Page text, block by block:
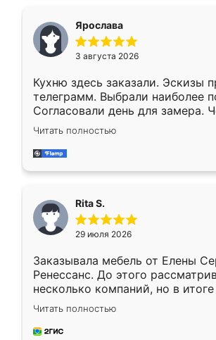
Ярослава
3 августа 2026
Кухню здесь заказали. Эскизы
телеграмм. Выбрали наиболее
Согласовали день для замера.
недели кухня была уже готова.
довольны работой. Спасибо
мебель за качественную работу!
Читать полностью
Rita S.
29 июля 2026
Заказывала мебель от Елены
Ренессанс. До этого
несколько компаний, но в
эту. Сначала обговорили
приехал замерщик, всё
и снял размеры. Изготовили в
Читать полностью